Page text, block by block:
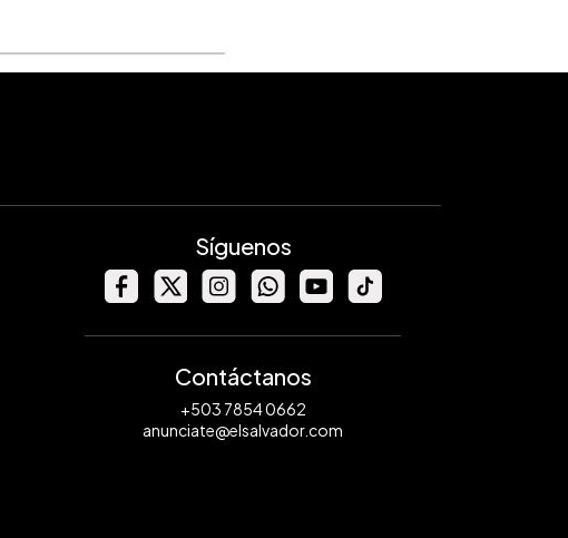
Síguenos
Contáctanos
+503 7854 0662
anunciate@elsalvador.com